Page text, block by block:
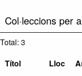
Col·leccions per
Total: 3
Títol
Lloc